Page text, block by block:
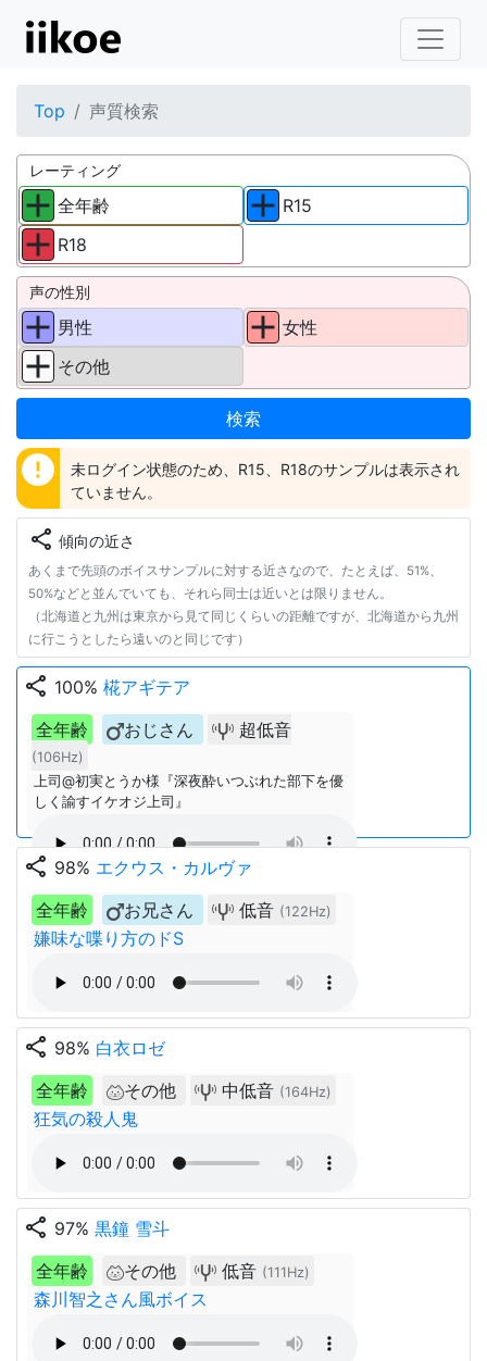
Top 声質検索
レーティング
全年齢
R18
R15
声の性別
男性
その他
女性
error
未ログイン状態のため、R15、R18のサンプルは表示され
ていません。
share 傾向の近さ
あくまで先頭のボイスサンプルに対する近さなので、たとえば、51%、
50%などと並んでいても、それら同士は近いとは限りません。
（北海道と九州は東京から見て同じくらいの距離ですが、北海道から九州
に行こうとしたら遠いのと同じです）
share 100% 椛アギテア
全年齢
おじさん 超低音
(106Hz)
上司@初実とうか様『深夜酔いつぶれた部下を優
しく諭すイケオジ上司』
share 98% エクウス・カルヴァ
全年齢
お兄さん 低音 (122Hz)
嫌味な喋り方のドS
share 98% 白衣ロゼ
全年齢
その他 中低音 (164Hz)
狂気の殺人鬼
share 97% 黒鐘 雪斗
全年齢
その他 低音 (111Hz)
森川智之さん風ボイス